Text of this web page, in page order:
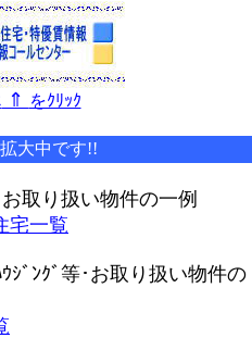
⇑ をｸﾘｯｸ
大中です!!
取り扱い物件の一例
宅一覧
ｼﾞﾝｸﾞ等･お取り扱い物件の